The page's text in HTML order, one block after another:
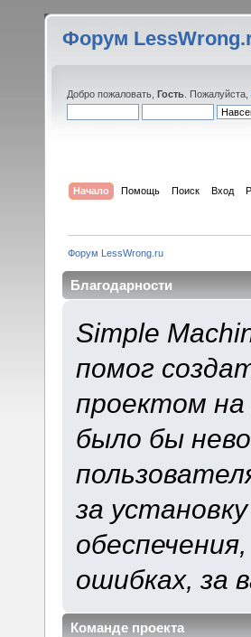
Форум
Добро пожаловать, Гость . Пожалуйста,
Начало Помощь Поиск Вход
Форум LessWrong.ru
Благодарности
Simple
помог
проектом
было бы
за
ошибках, за
Команде проекта